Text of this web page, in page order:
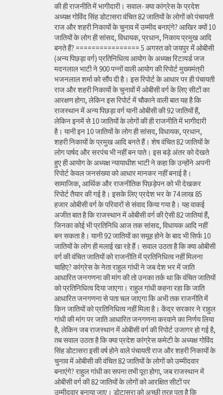
की ही राजनीति में भागीदारी। सवाल- क्या कांग्रेस के प्रदेश
अध्यक्ष गोविंद सिंह डोटासरा वंचित 82 जातियों के लोगों को पंचायती
राज और शहरी निकायों के चुनाव में उम्मीद बनाएंगे? आखिर क्यों 10
जातियों के लोग ही सांसद, विधायक, प्रधान, निकाय प्रमुख आदि
बनते हैं? ================ 5 अगस्त को जयपुर में ओबीसी
(अन्य पिछड़ा वर्ग) प्रतिनिधित्व आयोग के अध्यक्ष रिटायर्ड जज
मदनलाल भाटी ने 900 पन्नों वाली आयोग की रिपोर्ट मुख्यमंत्री
भजनलाल शर्मा को सौंप दी है। इस रिपोर्ट के आधार पर ही पंचायती
राज और शहरी निकायों के चुनावों में ओबीसी वर्ग के लिए सीटों का
आरक्षण होगा, लेकिन इस रिपोर्ट में चौकाने वाली बात यह है कि
राजस्थान में अन्य पिछड़ा वर्ग यानी ओबीसी की 92 जातियों हैं,
लेकिन इनमें से 10 जातियों के लोगों की ही राजनीति में भागीदारी
है। यानी इन 10 जातियों के लोग ही सांसद, विधायक, प्रधान,
शहरी निकायों के प्रमुख आदि बनते हैं। शेष वंचित 82 जातियों के
लोग पार्षद और सरपंच भी नहीं बन पाते। इस बड़े अंतर को देखते
हुए ही आयोग के अध्यक्ष न्यायाधीश भाटी ने कहा कि उन्होंने अपनी
रिपोर्ट केवल जनसंख्या को आधार मानकर नहीं बनाई है।
सामाजिक, आर्थिक और राजनीतिक पिछड़ेपन को भी देखकर
रिपोर्ट तैयार की गई है। इसके लिए प्रदेश भर के 74 लाख 85
हजार ओबीसी वर्ग के परिवारों से संवाद किया गया है। यह वाकई
अजीत बात है कि राजस्थान में ओबीसी वर्ग की ऐसी 82 जातियां हैं,
जिनका कोई भी प्रतिनिधि आज तक सांसद, विधायक आदि नहीं
बन सकता है। यानी 92 जातियों का समूह होने के बाद भी सिर्फ 10
जातियों के लोग ही मलाई खा रहे हैं। सवाल उठता है कि क्या ओबीसी
वर्ग की वंचित जातियों को राजनीति में प्रतिनिधित्व नहीं मिलना
चाहिए? कांग्रेस के नेता राहुल गांधी ने जब देश भर में जाति
आधारित जनगणना की मांग की तो उनका तर्क था कि वंचित जातियों
को प्रतिनिधित्व दिया जाएगा। राहुल गांधी कहना रहा कि जाति
आधारित जनगणना से पता चल जाएगा कि अभी तक राजनीति में
किन जातियों को प्रतिनिधित्व नहीं मिला है। केंद्र सरकार ने राहुल
गांधी की मांग पर जाति आधारित जनगणना करवाने का निर्णय लिया
है, लेकिन जब राजस्थान में ओबीसी वर्ग की रिपोर्ट उजागर हो गई है,
तब सवाल उठता है कि क्या प्रदेश कांग्रेस कमेटी के अध्यक्ष गोविंद
सिंह डोटासरा इसी वर्ष होने वाले पंचायती राज और शहरी निकायों के
चुनाव में ओबीसी की वंचित 82 जातियों के लोगों को उम्मीदवार
बनाएंगे? राहुल गांधी का सपना तभी पूरा होगा, जब राजस्थान में
ओबीसी वर्ग की 82 जातियों के लोगों को आरक्षित सीटों पर
उम्मीदवार बनाया जाए। डोटासरा को अच्छी तरह पता है कि